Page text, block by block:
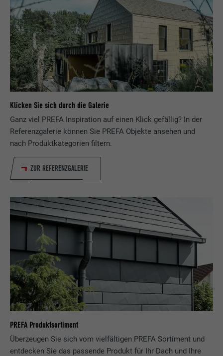
Klicken Sie sich durch die Galerie
Ganz viel PREFA Inspiration auf einen Klick gefällig? In der
Referenzgalerie können Sie PREFA Objekte ansehen und
nach Produktkategorien filtern.
ZUR REFERENZGALERIE
PREFA Produktsortiment
Überzeugen Sie sich vom vielfältigen PREFA Sortiment und
entdecken Sie das passende Produkt für Ihr Dach und Ihre